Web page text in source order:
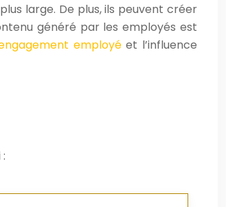
large. De plus, ils peuvent créer
généré par les employés est
employéet l’influence